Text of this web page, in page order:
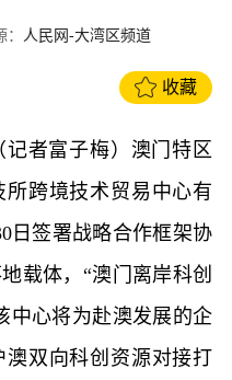
： 人民网-大湾区频道
收藏
者富子梅）澳门特区
跨境技术贸易中心有
日签署战略合作框架协
载体，“澳门离岸科创
中心将为赴澳发展的企
双向科创资源对接打